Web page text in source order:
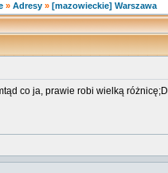
» Adresy » [mazowieckie] Warszawa
co ja, prawie robi wielką różnicę;D